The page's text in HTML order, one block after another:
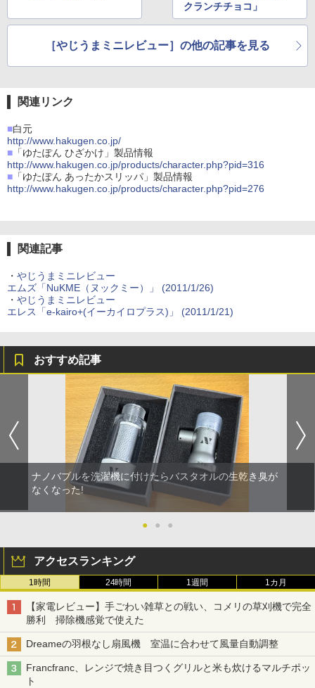
クランチチョコ」
［やじうまミニレビュー］の他の記事を見る
関連リンク
■白元
http://www.hakugen.co.jp/
■ 「ゆたぽん ひざかけ」製品情報
http://www.hakugen.co.jp/products/character.php?pid=316
■ 「ゆたぽん あったかスリッパ」製品情報
http://www.hakugen.co.jp/products/character.php?pid=276
関連記事
・ やじうまミニレビュー
エムズ「NuKME（ヌックミー）」 (2011/1/26)
・ やじうまミニレビュー
エレス「e-kairo+(イーカイロプラス)」 (2011/1/21)
おすすめ記事
ナノバブルを洗濯機に付けたらバスタオルの生乾き臭が
なくなった!
● ● ●
アクセスランキング
1時間 24時間 1週間 1カ月
【家電レビュー】手ごわい雑草との戦い、コメリの草刈機で完全
勝利 掃除機感覚で使えた
Dreameの羽根なし扇風機 室温に合わせて風量自動調整
Francfranc、レンジで焼き目つくグリルと米も炊けるマルチポッ
ト